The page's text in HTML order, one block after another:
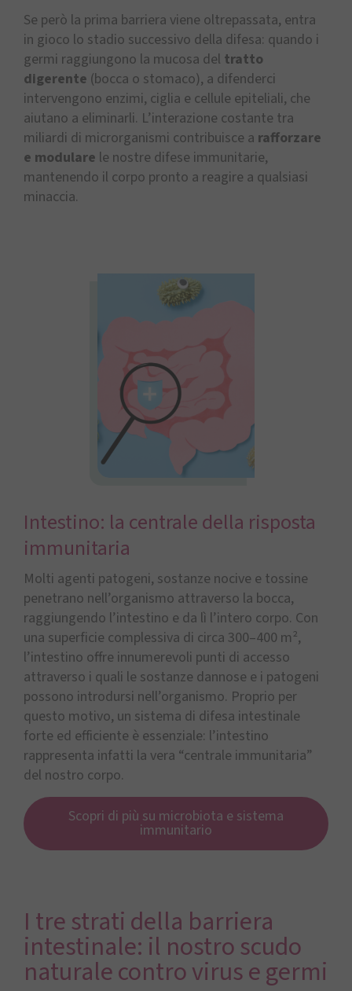
Se però la prima barriera viene oltrepassata, entra
in gioco lo stadio successivo della difesa: quando i
germi raggiungono la mucosa del tratto
digerente (bocca o stomaco), a difenderci
intervengono enzimi, ciglia e cellule epiteliali, che
aiutano a eliminarli. L’interazione costante tra
miliardi di microrganismi contribuisce a rafforzare
e modulare le nostre difese immunitarie,
mantenendo il corpo pronto a reagire a qualsiasi
minaccia.
Intestino: la centrale della risposta
immunitaria
Molti agenti patogeni, sostanze nocive e tossine
penetrano nell’organismo attraverso la bocca,
raggiungendo l’intestino e da lì l’intero corpo. Con
una superficie complessiva di circa 300–400 m²,
l’intestino offre innumerevoli punti di accesso
attraverso i quali le sostanze dannose e i patogeni
possono introdursi nell’organismo. Proprio per
questo motivo, un sistema di difesa intestinale
forte ed efficiente è essenziale: l’intestino
rappresenta infatti la vera “centrale immunitaria”
del nostro corpo.
Scopri di più su microbiota e sistema
immunitario
I tre strati della barriera
intestinale: il nostro scudo
naturale contro virus e germi